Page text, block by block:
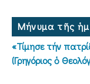
Μήνυμα τῆς
«Τίμησε τήν
(Γρηγόριος ὁ